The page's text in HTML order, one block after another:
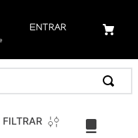
ENTRAR
FILTRAR